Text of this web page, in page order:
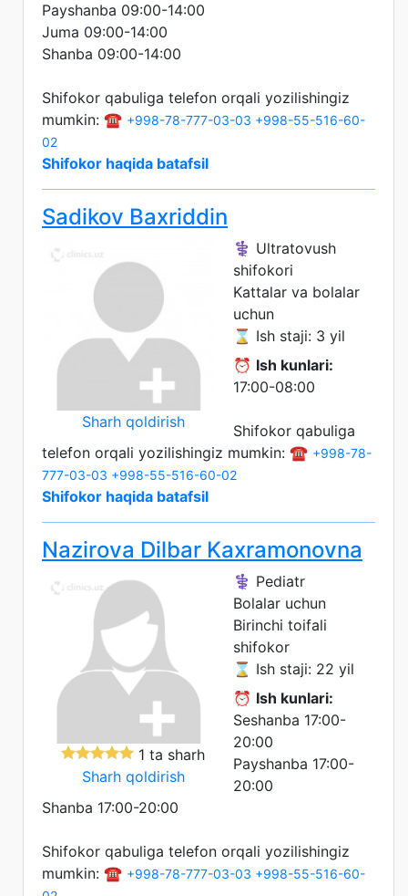
Payshanba 09:00-14:00
Juma 09:00-14:00
Shanba 09:00-14:00
Shifokor qabuliga telefon orqali yozilishingiz
mumkin: ☎️ +998-78-777-03-03 +998-55-516-60-
02
Shifokor haqida batafsil
Sadikov Baxriddin
Sharh qoldirish
⚕️ Ultratovush
shifokori
Kattalar va bolalar
uchun
⌛ Ish staji: 3 yil
⏰ Ish kunlari:
17:00-08:00
Shifokor qabuliga
telefon orqali yozilishingiz mumkin: ☎️ +998-78-
777-03-03 +998-55-516-60-02
Shifokor haqida batafsil
Nazirova Dilbar Kaxramonovna
1 ta sharh
Sharh qoldirish
⚕️ Pediatr
Bolalar uchun
Birinchi toifali
shifokor
⌛ Ish staji: 22 yil
⏰ Ish kunlari:
Seshanba 17:00-
20:00
Payshanba 17:00-
20:00
Shanba 17:00-20:00
Shifokor qabuliga telefon orqali yozilishingiz
mumkin: ☎️ +998-78-777-03-03 +998-55-516-60-